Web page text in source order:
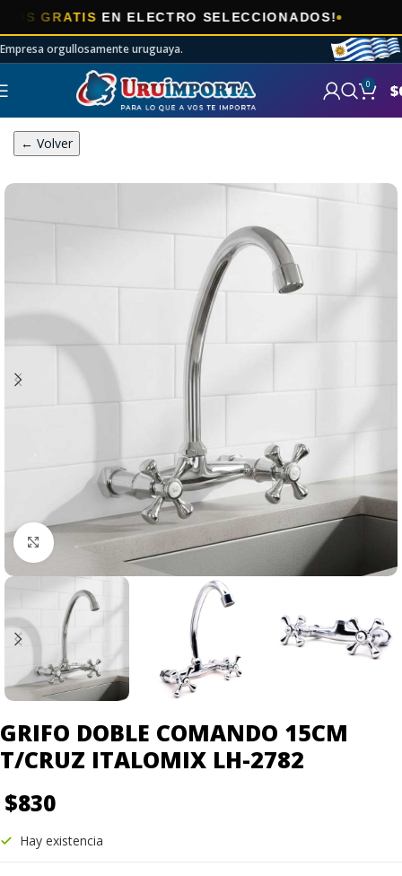
EN ELECTRO SELECCIONADOS!
Empresa orgullosamente uruguaya.
0 $
← Volver
Click to enlarge
GRIFO DOBLE COMANDO 15CM
T/CRUZ ITALOMIX LH-2782
$830
Hay existencia